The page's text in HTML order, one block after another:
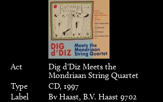
Act
Dig d'Diz Meets the
Mondriaan String Quartet
Type
CD, 1997
Label
Bv Haast, B.V. Haast 9702